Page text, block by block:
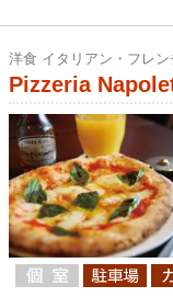
洋食 イタリアン・フレン
Pizzeria